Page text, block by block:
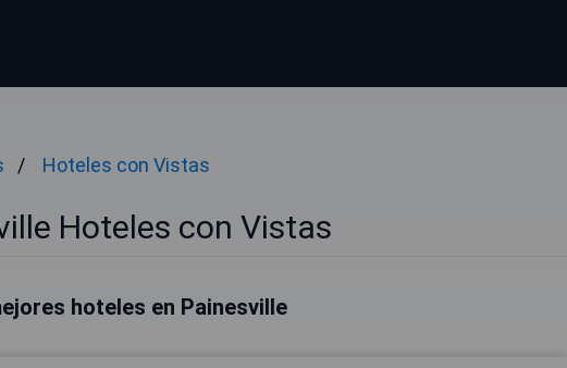
Hoteles con Vistas
Hoteles con Vistas
hoteles en Painesville